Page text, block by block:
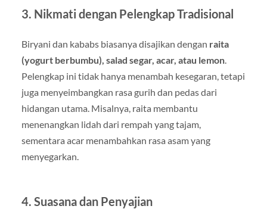
3. Nikmati dengan Pelengkap Tradisional
Biryani dan kababs biasanya disajikan dengan raita
(yogurt berbumbu), salad segar, acar, atau lemon.
Pelengkap ini tidak hanya menambah kesegaran, tetapi
juga menyeimbangkan rasa gurih dan pedas dari
hidangan utama. Misalnya, raita membantu
menenangkan lidah dari rempah yang tajam,
sementara acar menambahkan rasa asam yang
menyegarkan.
4. Suasana dan Penyajian